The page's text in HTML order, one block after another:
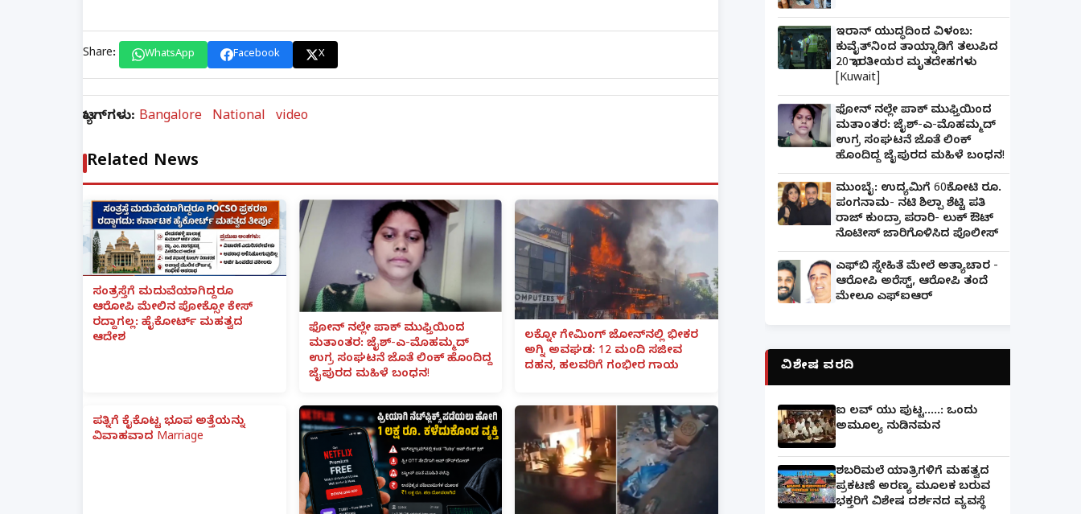
Share: WhatsApp Facebook X
ಟ್ಯಾಗ್‌ಗಳು: Bangalore National video
Related News
ಸಂತ್ರಸ್ತೆಗೆ ಮದುವೆಯಾಗಿದ್ದರೂ
ಆರೋಪಿ ಮೇಲಿನ ಪೋಕ್ಸೋ ಕೇಸ್
ರದ್ದಾಗಲ್ಲ: ಹೈಕೋರ್ಟ್ ಮಹತ್ವದ
ಆದೇಶ
ಫೋನ್ ನಲ್ಲೇ ಪಾಕ್ ಮುಫ್ತಿಯಿಂದ
ಮತಾಂತರ: ಜೈಶ್-ಎ-ಮೊಹಮ್ಮದ್
ಉಗ್ರ ಸಂಘಟನೆ ಜೊತೆ ಲಿಂಕ್ ಹೊಂದಿದ್ದ
ಜೈಪುರದ ಮಹಿಳೆ ಬಂಧನ!
ಲಕ್ನೋ ಗೇಮಿಂಗ್ ಜೋನ್‌ನಲ್ಲಿ ಭೀಕರ
ಅಗ್ನಿ ಅವಘಡ: 12 ಮಂದಿ ಸಜೀವ
ದಹನ, ಹಲವರಿಗೆ ಗಂಭೀರ ಗಾಯ
ಪತ್ನಿಗೆ ಕೈಕೊಟ್ಟ ಭೂಪ ಅತ್ತೆಯನ್ನು
ವಿವಾಹವಾದ Marriage
ಇರಾನ್ ಯುದ್ಧದಿಂದ ವಿಳಂಬ:
ಕುವೈತ್‌ನಿಂದ ತಾಯ್ನಾಡಿಗೆ ತಲುಪಿದ
20 ಭಾರತೀಯರ ಮೃತದೇಹಗಳು
[Kuwait]
ಫೋನ್ ನಲ್ಲೇ ಪಾಕ್ ಮುಫ್ತಿಯಿಂದ
ಮತಾಂತರ: ಜೈಶ್-ಎ-ಮೊಹಮ್ಮದ್
ಉಗ್ರ ಸಂಘಟನೆ ಜೊತೆ ಲಿಂಕ್
ಹೊಂದಿದ್ದ ಜೈಪುರದ ಮಹಿಳೆ ಬಂಧನ!
ಮುಂಬೈ: ಉದ್ಯಮಿಗೆ 60ಕೋಟಿ ರೂ.
ಪಂಗನಾಮ- ನಟಿ ಶಿಲ್ಪಾ ಶೆಟ್ಟಿ ಪತಿ
ರಾಜ್ ಕುಂದ್ರಾ ಪರಾರಿ- ಲುಕ್ ಔಟ್
ನೊಟೀಸ್ ಜಾರಿಗೊಳಿಸಿದ ಪೊಲೀಸ್
ಎಫ್‌ಬಿ ಸ್ನೇಹಿತೆ ಮೇಲೆ ಅತ್ಯಾಚಾರ -
ಆರೋಪಿ ಅರೆಸ್ಟ್, ಆರೋಪಿ ತಂದೆ
ಮೇಲೂ ಎಫ್ಐಆರ್
ವಿಶೇಷ ವರದಿ
ಐ ಲವ್ ಯು ಪುಟ್ಟ.....: ಒಂದು
ಅಮೂಲ್ಯ ನುಡಿನಮನ
ಶಬರಿಮಲೆ ಯಾತ್ರಿಗಳಿಗೆ ಮಹತ್ವದ
ಪ್ರಕಟಣೆ ಅರಣ್ಯ ಮೂಲಕ ಬರುವ
ಭಕ್ತರಿಗೆ ವಿಶೇಷ ದರ್ಶನದ ವ್ಯವಸ್ಥೆ